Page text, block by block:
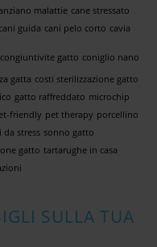
malattie cane stressato
cani guida cani pelo corto cavia
congiuntivite gatto coniglio nano
gatta costi sterilizzazione gatto
gatto raffreddato microchip
friendly pet therapy porcellino
da stress sonno gatto
gatto tartarughe in casa
SULLA TUA